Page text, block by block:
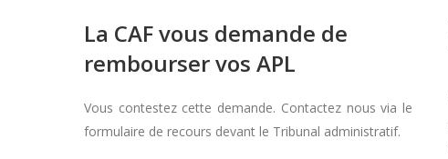
La CAF vous demande de
rembourser vos APL
Vous contestez cette demande. Contactez nous via le
formulaire de recours devant le Tribunal administratif.